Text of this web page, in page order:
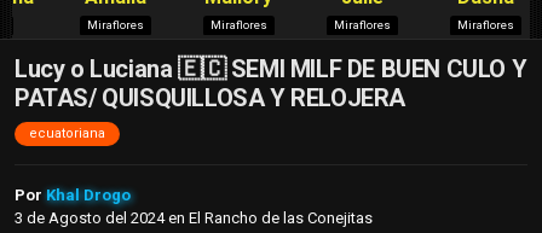
Lucy o Luciana 🇪🇨 SEMI MILF DE BUEN CULO Y
PATAS/ QUISQUILLOSA Y RELOJERA
ecuatoriana
Por Khal Drogo
3 de Agosto del 2024en El Rancho de las Conejitas